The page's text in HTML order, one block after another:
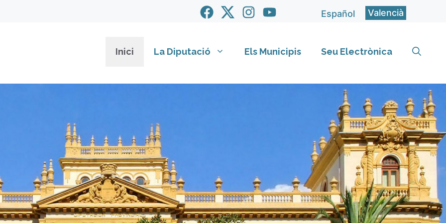
Español Valencià
Inici La Diputació Els Municipis Seu Electrònica